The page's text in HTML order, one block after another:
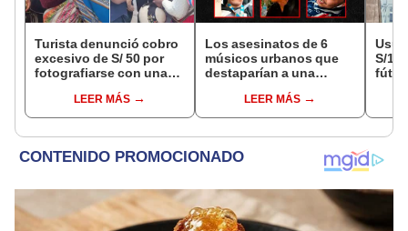
Turista denunció cobro
excesivo de S/ 50 por
fotografiarse con una
Serenazgo recuperó el
dinero
LEER MÁS
Los asesinatos de 6
músicos urbanos que
destaparían a una
LEER MÁS
S/